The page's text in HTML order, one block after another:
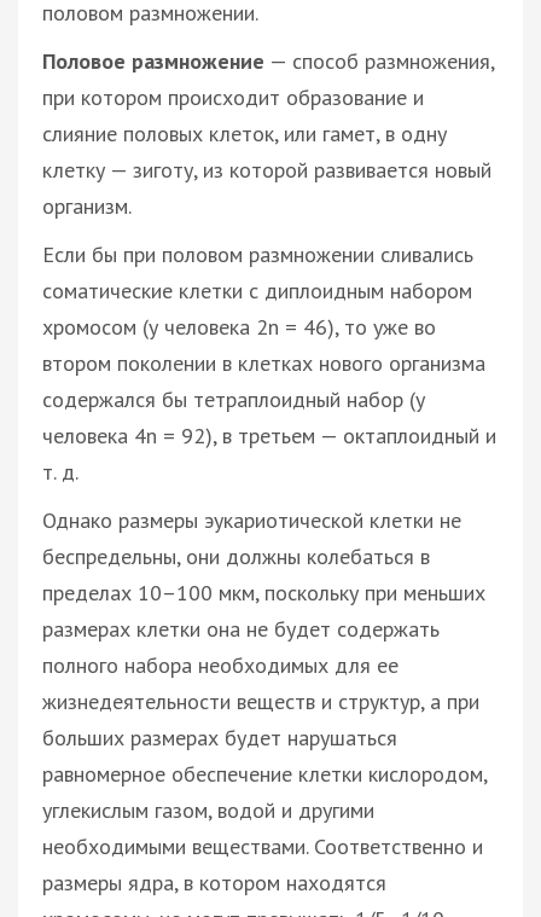
половом размножении.
Половое размножение — способ размножения,
при котором происходит образование и
слияние половых клеток, или гамет, в одну
клетку — зиготу, из которой развивается новый
организм.
Если бы при половом размножении сливались
соматические клетки с диплоидным набором
хромосом (у человека 2n = 46), то уже во
втором поколении в клетках нового организма
содержался бы тетраплоидный набор (у
человека 4n = 92), в третьем — октаплоидный и
т. д.
Однако размеры эукариотической клетки не
беспредельны, они должны колебаться в
пределах 10–100 мкм, поскольку при меньших
размерах клетки она не будет содержать
полного набора необходимых для ее
жизнедеятельности веществ и структур, а при
больших размерах будет нарушаться
равномерное обеспечение клетки кислородом,
углекислым газом, водой и другими
необходимыми веществами. Соответственно и
размеры ядра, в котором находятся